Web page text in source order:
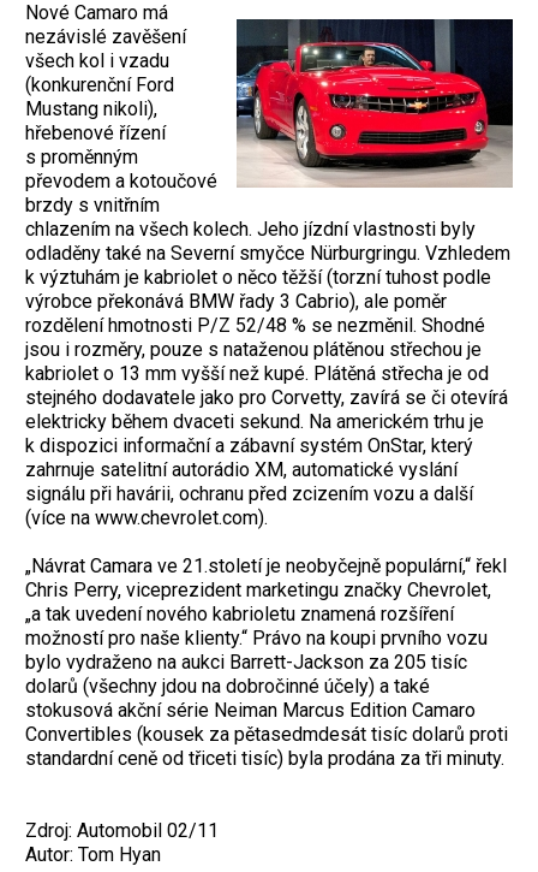
Nové Camaro má
nezávislé zavěšení
všech kol i vzadu
(konkurenční Ford
Mustang nikoli),
hřebenové řízení
s proměnným
převodem a kotoučové
brzdy s vnitřním
chlazením na všech kolech. Jeho jízdní vlastnosti byly
odladěny také na Severní smyčce Nürburgringu. Vzhledem
k výztuhám je kab­riolet o něco těžší (torzní tuhost podle
výrobce překonává BMW řady 3 Cabrio), ale poměr
rozdělení hmotnosti P/Z 52/48 % se nezměnil. Shodné
jsou i rozměry, pouze s nataženou plátěnou střechou je
kabriolet o 13 mm vyšší než kupé. Plátěná střecha je od
stejného dodavatele jako pro Corvetty, zavírá se či otevírá
elektricky během dvaceti sekund. Na americkém trhu je
k dispozici informační a zábavní systém OnStar, který
zahrnuje satelitní autorádio XM, automatické vyslání
signálu při havárii, ochranu před zcizením vozu a další
(více na www.chevrolet.com).
„Návrat Camara ve 21.století je neobyčejně populární,“ řekl
Chris Perry, viceprezident marketingu značky Chevrolet,
„a tak uvedení nového kabrioletu znamená rozšíření
možností pro naše klienty.“ Právo na koupi prvního vozu
bylo vydraženo na aukci Barrett-Jackson za 205 tisíc
dolarů (všechny jdou na dobročinné účely) a také
stokusová akční série Neiman Marcus Edition Camaro
Convertibles (kousek za pětasedmdesát tisíc dolarů proti
standardní ceně od třiceti tisíc) byla prodána za tři minuty.
Zdroj: Automobil 02/11
Autor: Tom Hyan